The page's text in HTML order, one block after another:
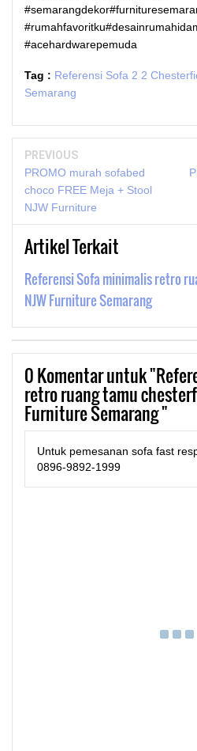
#acehardwarepemuda
Tag : Referensi Sofa 2 2
Semarang
PREVIOUS
PROMO murah sofabed
choco FREE Meja + Stool
NJW Furniture
Artikel Terkait
Referensi Sofa minimalis retro
NJW Furniture Semarang
0Komentar untuk
retro ruang tamu
Furniture Semarang "
Untuk pemesanan sofa fast
0896-9892-1999